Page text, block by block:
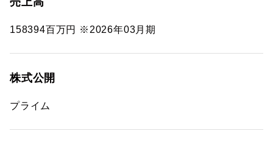
158394百万円 ※2026年03月期
株式公開
プライム